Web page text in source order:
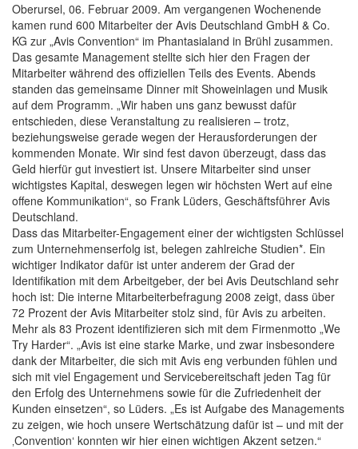
Oberursel, 06. Februar 2009. Am vergangenen Wochenende
kamen rund 600 Mitarbeiter der Avis Deutschland GmbH & Co.
KG zur „Avis Convention“ im Phantasialand in Brühl zusammen.
Das gesamte Management stellte sich hier den Fragen der
Mitarbeiter während des offiziellen Teils des Events. Abends
standen das gemeinsame Dinner mit Showeinlagen und Musik
auf dem Programm. „Wir haben uns ganz bewusst dafür
entschieden, diese Veranstaltung zu realisieren – trotz,
beziehungsweise gerade wegen der Herausforderungen der
kommenden Monate. Wir sind fest davon überzeugt, dass das
Geld hierfür gut investiert ist. Unsere Mitarbeiter sind unser
wichtigstes Kapital, deswegen legen wir höchsten Wert auf eine
offene Kommunikation“, so Frank Lüders, Geschäftsführer Avis
Deutschland.
Dass das Mitarbeiter-Engagement einer der wichtigsten Schlüssel
zum Unternehmenserfolg ist, belegen zahlreiche Studien*. Ein
wichtiger Indikator dafür ist unter anderem der Grad der
Identifikation mit dem Arbeitgeber, der bei Avis Deutschland sehr
hoch ist: Die interne Mitarbeiterbefragung 2008 zeigt, dass über
72 Prozent der Avis Mitarbeiter stolz sind, für Avis zu arbeiten.
Mehr als 83 Prozent identifizieren sich mit dem Firmenmotto „We
Try Harder“. „Avis ist eine starke Marke, und zwar insbesondere
dank der Mitarbeiter, die sich mit Avis eng verbunden fühlen und
sich mit viel Engagement und Servicebereitschaft jeden Tag für
den Erfolg des Unternehmens sowie für die Zufriedenheit der
Kunden einsetzen“, so Lüders. „Es ist Aufgabe des Managements
zu zeigen, wie hoch unsere Wertschätzung dafür ist – und mit der
‚Convention‘ konnten wir hier einen wichtigen Akzent setzen.“